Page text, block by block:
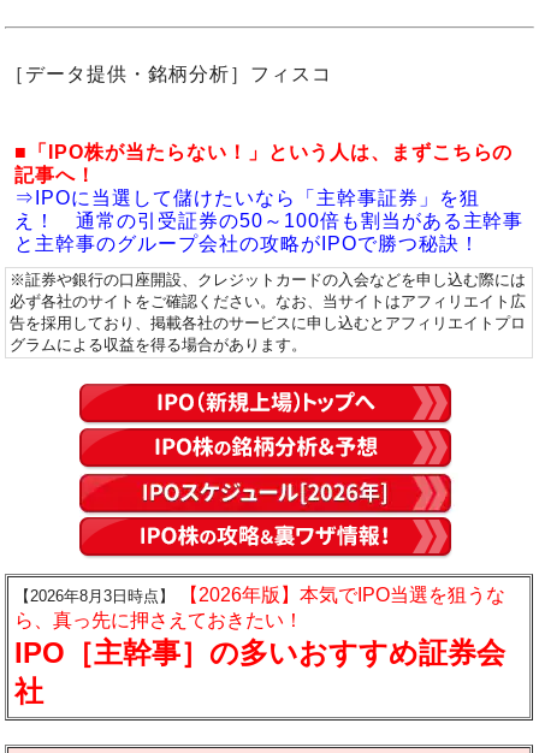
［データ提供・銘柄分析］フィスコ
■「IPO株が当たらない！」という人は、まずこちらの
記事へ！
⇒IPOに当選して儲けたいなら「主幹事証券」を狙
え！ 通常の引受証券の50～100倍も割当がある主幹事
と主幹事のグループ会社の攻略がIPOで勝つ秘訣！
※証券や銀行の口座開設、クレジットカードの入会などを申し込む際には
必ず各社のサイトをご確認ください。なお、当サイトはアフィリエイト広
告を採用しており、掲載各社のサービスに申し込むとアフィリエイトプロ
グラムによる収益を得る場合があります。
【2026年8月3日時点】
【2026年版】本気でIPO当選を狙うな
ら、真っ先に押さえておきたい！
IPO［主幹事］の多いおすすめ証券会
社